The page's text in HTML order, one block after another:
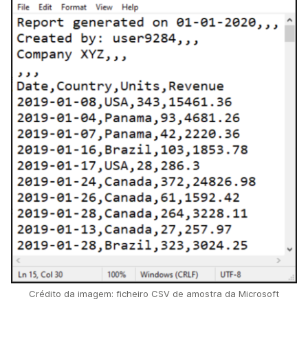
Crédito da imagem: ficheiro CSV de amostra da Microsoft